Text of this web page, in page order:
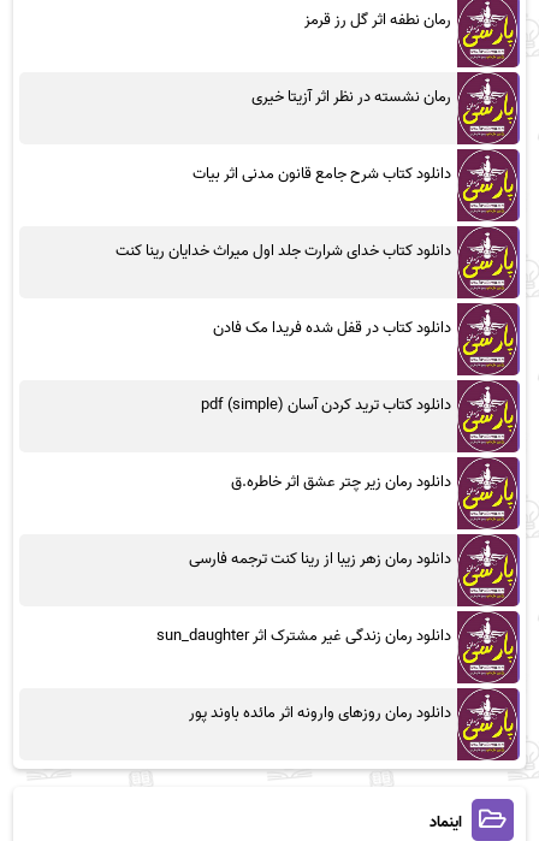
رمان نطفه اثر گل رز قرمز
رمان نشسته در نظر اثر آزیتا خیری
دانلود کتاب شرح جامع قانون مدنی اثر بیات
دانلود کتاب خدای شرارت جلد اول میراث خدایان رینا کنت
دانلود کتاب در قفل شده فریدا مک فادن
دانلود کتاب ترید کردن آسان (simple) pdf
دانلود رمان زیر چتر عشق اثر خاطره.ق
دانلود رمان زهر زیبا از رینا کنت ترجمه فارسی
دانلود رمان زندگی غیر مشترک اثر sun_daughter
دانلود رمان روزهای وارونه اثر مائده باوند پور
اینماد